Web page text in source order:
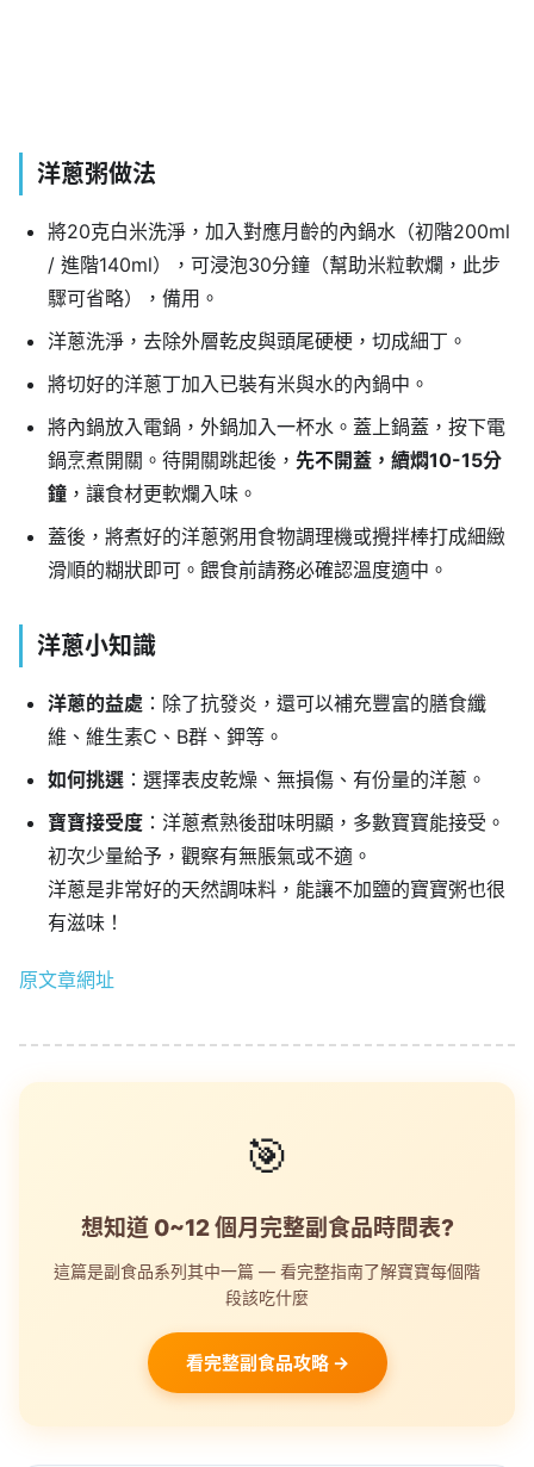
洋蔥粥做法
將20克白米洗淨，加入對應月齡的內鍋水（初階200ml
/ 進階140ml），可浸泡30分鐘（幫助米粒軟爛，此步
驟可省略），備用。
洋蔥洗淨，去除外層乾皮與頭尾硬梗，切成細丁。
將切好的洋蔥丁加入已裝有米與水的內鍋中。
將內鍋放入電鍋，外鍋加入一杯水。蓋上鍋蓋，按下電
鍋烹煮開關。待開關跳起後， 先不開蓋，續燜10-15分
鐘 ，讓食材更軟爛入味。
蓋後，將煮好的洋蔥粥用食物調理機或攪拌棒打成細緻
滑順的糊狀即可。餵食前請務必確認溫度適中。
洋蔥小知識
洋蔥的益處 ：除了抗發炎，還可以補充豐富的膳食纖
維、維生素C、B群、鉀等。
如何挑選 ：選擇表皮乾燥、無損傷、有份量的洋蔥。
寶寶接受度 ：洋蔥煮熟後甜味明顯，多數寶寶能接受。
初次少量給予，觀察有無脹氣或不適。
洋蔥是非常好的天然調味料，能讓不加鹽的寶寶粥也很
有滋味！
原文章網址
🎯
想知道 0~12 個月完整副食品時間表?
這篇是副食品系列其中一篇 — 看完整指南了解寶寶每個階
段該吃什麼
看完整副食品攻略 →